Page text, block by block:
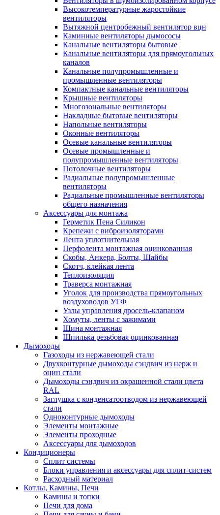
Высокотемпературные жаростойкие
вентиляторы
Вытяжной центробежный вентилятор вцн
Каминные вентиляторы дымососы
Канальные вентиляторы бытовые
Канальные вентиляторы для прямоугольных
каналов
Канальные полупромышленные и
промышленные вентиляторы
Компактные канальные вентиляторы
Крышные вентиляторы
Многозональные вентиляторы
Накладные бытовые вентиляторы
Напольные вентиляторы
Оконные вентиляторы
Осевые канальные вентиляторы
Осевые промышленные и
полупромышленные вентиляторы
Потолочные вентиляторы
Радиальные полупромышленные
вентиляторы
Радиальные промышленные вентиляторы
общего назначения
Аксессуары для монтажа
Герметик Пена Силикон
Крепежи с виброизоляторами
Лента уплотнительная
Перфолента монтажная оцинкованная
Скобы, Анкера, Болты, Шайбы
Скотч, клейкая лента
Теплоизоляция
Траверса монтажная
Уголок для производства прямоугольных
воздуховодов УГФ
Узлы управления дросель-клапаном
Хомуты, ленты с зажимами
Шина монтажная
Шпилька резьбовая оцинкованная
Дымоходы
Газоходы из нержавеющей стали
Двухконтурные дымоходы сэндвич из нерж и
оцин стали
Дымоходы сэндвич из окрашенной стали цвета
RAL
Заглушка с конденсатоотводом из нержавеющей
стали
Одноконтурные дымоходы
Элементы монтажные
Элементы проходные
Аксессуары для дымоходов
Кондиционеры
Сплит системы
Блоки управления и аксессуары для сплит-систем
Расходный материал
Котлы, Камины, Печи
Камины и топки
Печи для дома